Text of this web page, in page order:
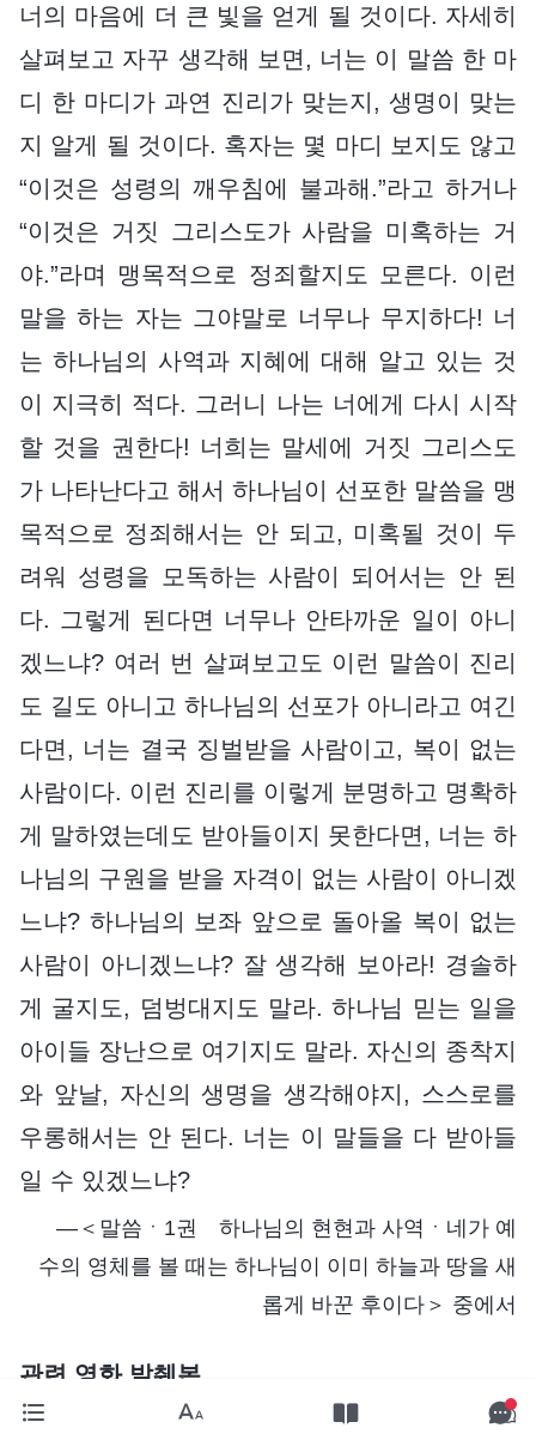
너의 마음에 더 큰 빛을 얻게 될 것이다. 자세히
살펴보고 자꾸 생각해 보면, 너는 이 말씀 한 마
디 한 마디가 과연 진리가 맞는지, 생명이 맞는
지 알게 될 것이다. 혹자는 몇 마디 보지도 않고
“이것은 성령의 깨우침에 불과해.”라고 하거나
“이것은 거짓 그리스도가 사람을 미혹하는 거
야.”라며 맹목적으로 정죄할지도 모른다. 이런
말을 하는 자는 그야말로 너무나 무지하다! 너
는 하나님의 사역과 지혜에 대해 알고 있는 것
이 지극히 적다. 그러니 나는 너에게 다시 시작
할 것을 권한다! 너희는 말세에 거짓 그리스도
가 나타난다고 해서 하나님이 선포한 말씀을 맹
목적으로 정죄해서는 안 되고, 미혹될 것이 두
려워 성령을 모독하는 사람이 되어서는 안 된
다. 그렇게 된다면 너무나 안타까운 일이 아니
겠느냐? 여러 번 살펴보고도 이런 말씀이 진리
도 길도 아니고 하나님의 선포가 아니라고 여긴
다면, 너는 결국 징벌받을 사람이고, 복이 없는
사람이다. 이런 진리를 이렇게 분명하고 명확하
게 말하였는데도 받아들이지 못한다면, 너는 하
나님의 구원을 받을 자격이 없는 사람이 아니겠
느냐? 하나님의 보좌 앞으로 돌아올 복이 없는
사람이 아니겠느냐? 잘 생각해 보아라! 경솔하
게 굴지도, 덤벙대지도 말라. 하나님 믿는 일을
아이들 장난으로 여기지도 말라. 자신의 종착지
와 앞날, 자신의 생명을 생각해야지, 스스로를
우롱해서는 안 된다. 너는 이 말들을 다 받아들
일 수 있겠느냐?
―＜말씀ㆍ1권 하나님의 현현과 사역ㆍ네가 예
수의 영체를 볼 때는 하나님이 이미 하늘과 땅을 새
롭게 바꾼 후이다＞ 중에서
관련 영화 발췌본
참그리스도와 거짓 그리스도를 구분하는 길